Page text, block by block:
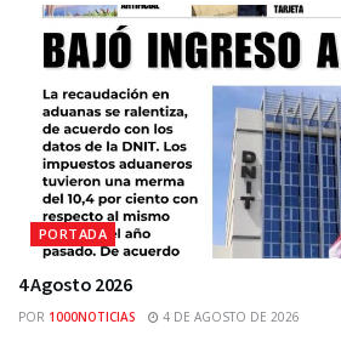
PORTADA
4 Agosto 2026
POR 1000NOTICIAS 4 DE AGOSTO DE 2026